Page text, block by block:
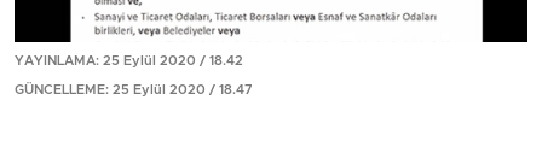
YAYINLAMA: 25 Eylül 2020 / 18.42
GÜNCELLEME: 25 Eylül 2020 / 18.47